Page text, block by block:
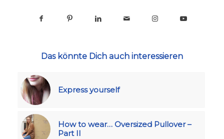
Das könnte Dich auch interessieren
Express yourself
How to wear… Oversized Pullover –
Part II